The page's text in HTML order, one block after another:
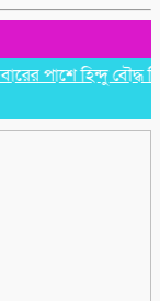
হিন্দু বৌদ্ধ